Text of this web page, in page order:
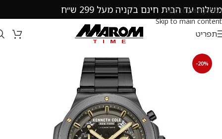
Skip to navigation
Skip to main content
משלוח עד הבית חינם בקניה מעל 299 ש״ח
תפריט
-20%